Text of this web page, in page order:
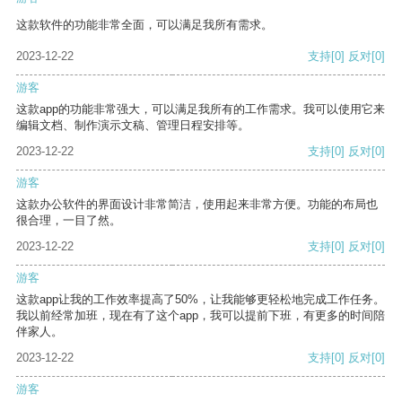
这款软件的功能非常全面，可以满足我所有需求。
2023-12-22 支持[0] 反对[0]
游客
这款app的功能非常强大，可以满足我所有的工作需求。我可以使用它来
编辑文档、制作演示文稿、管理日程安排等。
2023-12-22
支持[0] 反对[0]
游客
这款办公软件的界面设计非常简洁，使用起来非常方便。功能的布局也
很合理，一目了然。
2023-12-22
支持[0] 反对[0]
游客
这款app让我的工作效率提高了50%，让我能够更轻松地完成工作任务。
我以前经常加班，现在有了这个app，我可以提前下班，有更多的时间陪
伴家人。
2023-12-22
支持[0] 反对[0]
游客